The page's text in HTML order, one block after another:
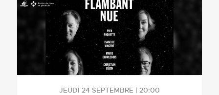
JEUDI 24 SEPTEMBRE | 20:00